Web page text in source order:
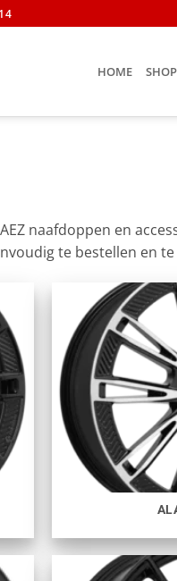
HOME SHOP
naafdoppen en
te bestellen en